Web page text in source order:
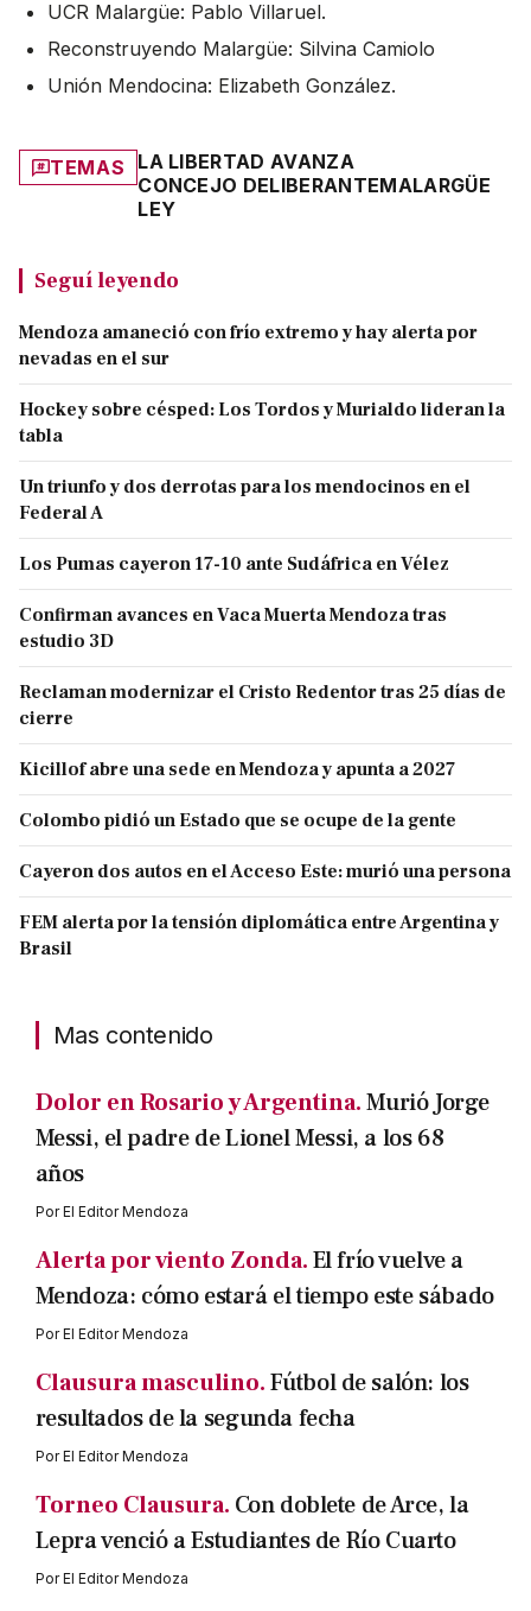
UCR Malargüe: Pablo Villaruel.
Reconstruyendo Malargüe: Silvina Camiolo
Unión Mendocina: Elizabeth González.
TEMAS
LA LIBERTAD AVANZA
CONCEJO DELIBERANTEMALARGÜE
LEY
Seguí leyendo
Mendoza amaneció con frío extremo y hay alerta por
nevadas en el sur
Hockey sobre césped: Los Tordos y Murialdo lideran la
tabla
Un triunfo y dos derrotas para los mendocinos en el
Federal A
Los Pumas cayeron 17-10 ante Sudáfrica en Vélez
Confirman avances en Vaca Muerta Mendoza tras
estudio 3D
Reclaman modernizar el Cristo Redentor tras 25 días de
cierre
Kicillof abre una sede en Mendoza y apunta a 2027
Colombo pidió un Estado que se ocupe de la gente
Cayeron dos autos en el Acceso Este: murió una persona
FEM alerta por la tensión diplomática entre Argentina y
Brasil
Mas contenido
Dolor en Rosario y Argentina.Murió Jorge
Messi, el padre de Lionel Messi, a los 68
años
PorEl Editor Mendoza
Alerta por viento Zonda.El frío vuelve a
Mendoza: cómo estará el tiempo este sábado
PorEl Editor Mendoza
Clausura masculino.Fútbol de salón: los
resultados de la segunda fecha
PorEl Editor Mendoza
Torneo Clausura. Con doblete de Arce, la
Lepra venció a Estudiantes de Río Cuarto
PorEl Editor Mendoza